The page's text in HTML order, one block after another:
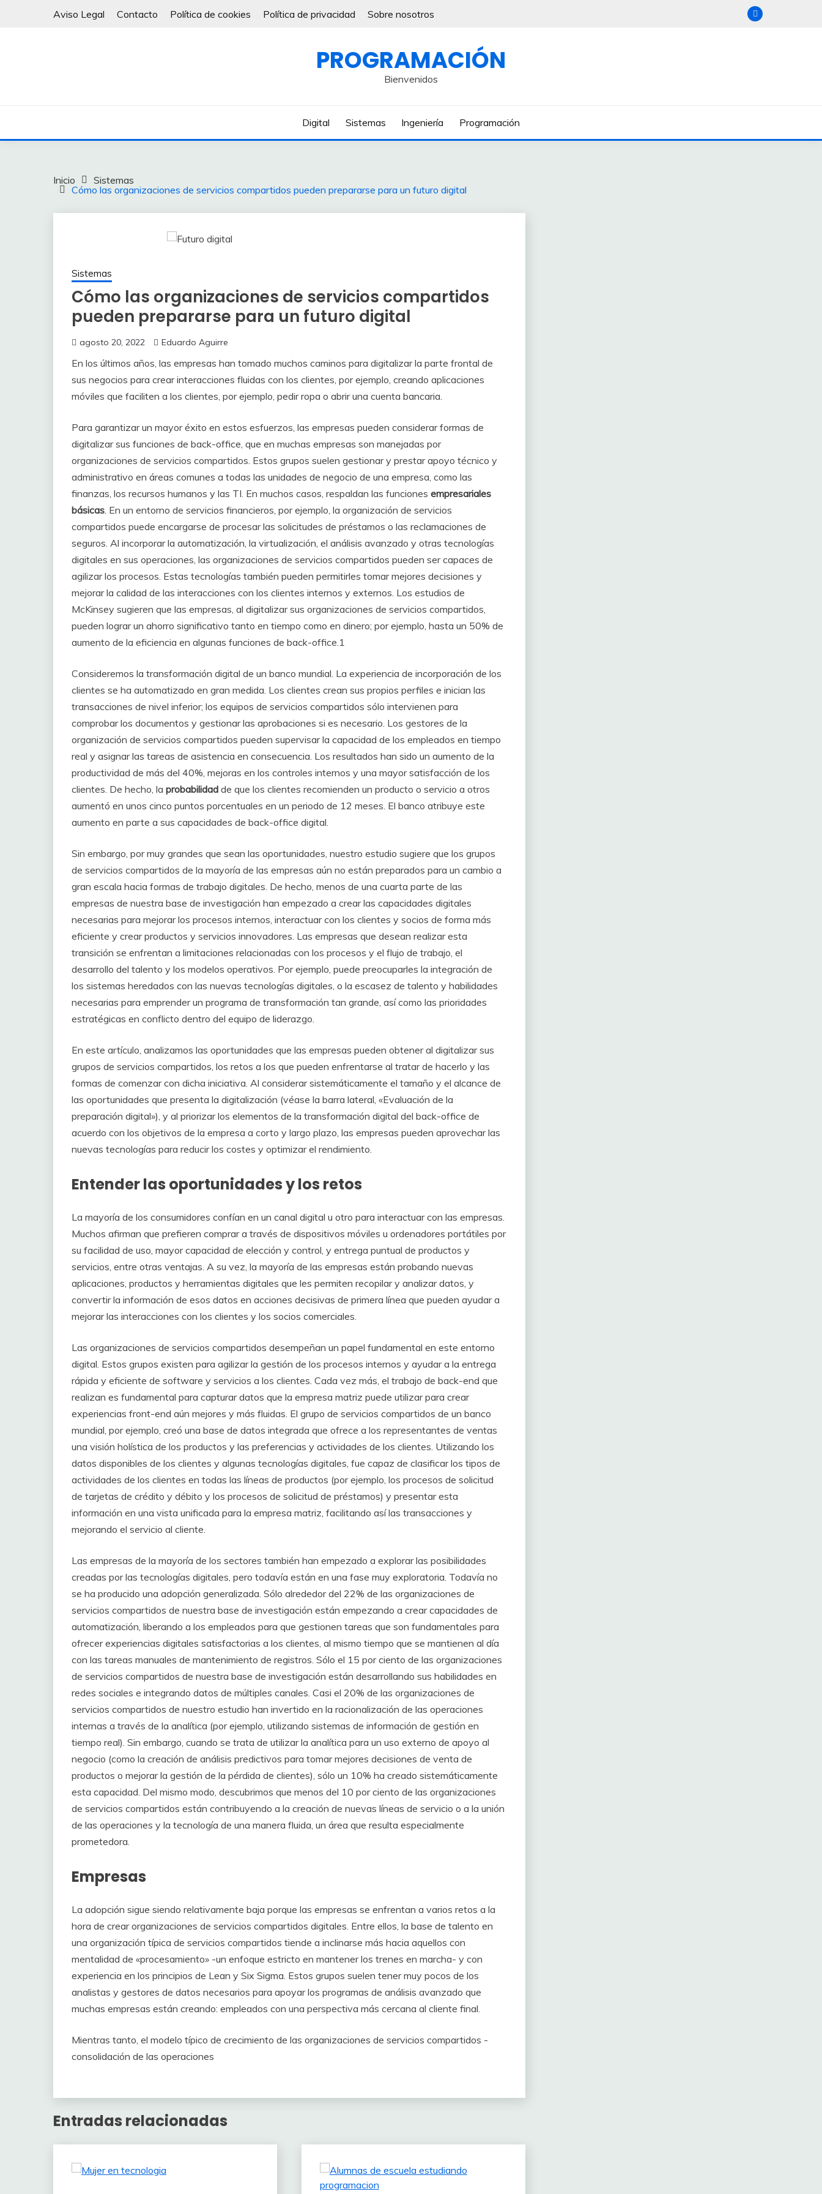
Aviso Legal Contacto Política de cookies Política de privacidad Sobre nosotros
PROGRAMACIÓN
Bienvenidos
Digital Sistemas Ingeniería Programación
Inicio
Sistemas
Cómo las organizaciones de servicios compartidos pueden prepararse para un futuro digital
Sistemas
Cómo las organizaciones de servicios compartidos
pueden prepararse para un futuro digital
agosto 20, 2022 Eduardo Aguirre
En los últimos años, las empresas han tomado muchos caminos para digitalizar la parte frontal de
sus negocios para crear interacciones fluidas con los clientes, por ejemplo, creando aplicaciones
móviles que faciliten a los clientes, por ejemplo, pedir ropa o abrir una cuenta bancaria.
Para garantizar un mayor éxito en estos esfuerzos, las empresas pueden considerar formas de
digitalizar sus funciones de back-office, que en muchas empresas son manejadas por
organizaciones de servicios compartidos. Estos grupos suelen gestionar y prestar apoyo técnico y
administrativo en áreas comunes a todas las unidades de negocio de una empresa, como las
finanzas, los recursos humanos y las TI. En muchos casos, respaldan las funciones empresariales
básicas. En un entorno de servicios financieros, por ejemplo, la organización de servicios
compartidos puede encargarse de procesar las solicitudes de préstamos o las reclamaciones de
seguros. Al incorporar la automatización, la virtualización, el análisis avanzado y otras tecnologías
digitales en sus operaciones, las organizaciones de servicios compartidos pueden ser capaces de
agilizar los procesos. Estas tecnologías también pueden permitirles tomar mejores decisiones y
mejorar la calidad de las interacciones con los clientes internos y externos. Los estudios de
McKinsey sugieren que las empresas, al digitalizar sus organizaciones de servicios compartidos,
pueden lograr un ahorro significativo tanto en tiempo como en dinero; por ejemplo, hasta un 50% de
aumento de la eficiencia en algunas funciones de back-office.1
Consideremos la transformación digital de un banco mundial. La experiencia de incorporación de los
clientes se ha automatizado en gran medida. Los clientes crean sus propios perfiles e inician las
transacciones de nivel inferior; los equipos de servicios compartidos sólo intervienen para
comprobar los documentos y gestionar las aprobaciones si es necesario. Los gestores de la
organización de servicios compartidos pueden supervisar la capacidad de los empleados en tiempo
real y asignar las tareas de asistencia en consecuencia. Los resultados han sido un aumento de la
productividad de más del 40%, mejoras en los controles internos y una mayor satisfacción de los
clientes. De hecho, la probabilidad de que los clientes recomienden un producto o servicio a otros
aumentó en unos cinco puntos porcentuales en un periodo de 12 meses. El banco atribuye este
aumento en parte a sus capacidades de back-office digital.
Sin embargo, por muy grandes que sean las oportunidades, nuestro estudio sugiere que los grupos
de servicios compartidos de la mayoría de las empresas aún no están preparados para un cambio a
gran escala hacia formas de trabajo digitales. De hecho, menos de una cuarta parte de las
empresas de nuestra base de investigación han empezado a crear las capacidades digitales
necesarias para mejorar los procesos internos, interactuar con los clientes y socios de forma más
eficiente y crear productos y servicios innovadores. Las empresas que desean realizar esta
transición se enfrentan a limitaciones relacionadas con los procesos y el flujo de trabajo, el
desarrollo del talento y los modelos operativos. Por ejemplo, puede preocuparles la integración de
los sistemas heredados con las nuevas tecnologías digitales, o la escasez de talento y habilidades
necesarias para emprender un programa de transformación tan grande, así como las prioridades
estratégicas en conflicto dentro del equipo de liderazgo.
En este artículo, analizamos las oportunidades que las empresas pueden obtener al digitalizar sus
grupos de servicios compartidos, los retos a los que pueden enfrentarse al tratar de hacerlo y las
formas de comenzar con dicha iniciativa. Al considerar sistemáticamente el tamaño y el alcance de
las oportunidades que presenta la digitalización (véase la barra lateral, «Evaluación de la
preparación digital»), y al priorizar los elementos de la transformación digital del back-office de
acuerdo con los objetivos de la empresa a corto y largo plazo, las empresas pueden aprovechar las
nuevas tecnologías para reducir los costes y optimizar el rendimiento.
Entender las oportunidades y los retos
La mayoría de los consumidores confían en un canal digital u otro para interactuar con las empresas.
Muchos afirman que prefieren comprar a través de dispositivos móviles u ordenadores portátiles por
su facilidad de uso, mayor capacidad de elección y control, y entrega puntual de productos y
servicios, entre otras ventajas. A su vez, la mayoría de las empresas están probando nuevas
aplicaciones, productos y herramientas digitales que les permiten recopilar y analizar datos, y
convertir la información de esos datos en acciones decisivas de primera línea que pueden ayudar a
mejorar las interacciones con los clientes y los socios comerciales.
Las organizaciones de servicios compartidos desempeñan un papel fundamental en este entorno
digital. Estos grupos existen para agilizar la gestión de los procesos internos y ayudar a la entrega
rápida y eficiente de software y servicios a los clientes. Cada vez más, el trabajo de back-end que
realizan es fundamental para capturar datos que la empresa matriz puede utilizar para crear
experiencias front-end aún mejores y más fluidas. El grupo de servicios compartidos de un banco
mundial, por ejemplo, creó una base de datos integrada que ofrece a los representantes de ventas
una visión holística de los productos y las preferencias y actividades de los clientes. Utilizando los
datos disponibles de los clientes y algunas tecnologías digitales, fue capaz de clasificar los tipos de
actividades de los clientes en todas las líneas de productos (por ejemplo, los procesos de solicitud
de tarjetas de crédito y débito y los procesos de solicitud de préstamos) y presentar esta
información en una vista unificada para la empresa matriz, facilitando así las transacciones y
mejorando el servicio al cliente.
Las empresas de la mayoría de los sectores también han empezado a explorar las posibilidades
creadas por las tecnologías digitales, pero todavía están en una fase muy exploratoria. Todavía no
se ha producido una adopción generalizada. Sólo alrededor del 22% de las organizaciones de
servicios compartidos de nuestra base de investigación están empezando a crear capacidades de
automatización, liberando a los empleados para que gestionen tareas que son fundamentales para
ofrecer experiencias digitales satisfactorias a los clientes, al mismo tiempo que se mantienen al día
con las tareas manuales de mantenimiento de registros. Sólo el 15 por ciento de las organizaciones
de servicios compartidos de nuestra base de investigación están desarrollando sus habilidades en
redes sociales e integrando datos de múltiples canales. Casi el 20% de las organizaciones de
servicios compartidos de nuestro estudio han invertido en la racionalización de las operaciones
internas a través de la analítica (por ejemplo, utilizando sistemas de información de gestión en
tiempo real). Sin embargo, cuando se trata de utilizar la analítica para un uso externo de apoyo al
negocio (como la creación de análisis predictivos para tomar mejores decisiones de venta de
productos o mejorar la gestión de la pérdida de clientes), sólo un 10% ha creado sistemáticamente
esta capacidad. Del mismo modo, descubrimos que menos del 10 por ciento de las organizaciones
de servicios compartidos están contribuyendo a la creación de nuevas líneas de servicio o a la unión
de las operaciones y la tecnología de una manera fluida, un área que resulta especialmente
prometedora.
Empresas
La adopción sigue siendo relativamente baja porque las empresas se enfrentan a varios retos a la
hora de crear organizaciones de servicios compartidos digitales. Entre ellos, la base de talento en
una organización típica de servicios compartidos tiende a inclinarse más hacia aquellos con
mentalidad de «procesamiento» -un enfoque estricto en mantener los trenes en marcha- y con
experiencia en los principios de Lean y Six Sigma. Estos grupos suelen tener muy pocos de los
analistas y gestores de datos necesarios para apoyar los programas de análisis avanzado que
muchas empresas están creando: empleados con una perspectiva más cercana al cliente final.
Mientras tanto, el modelo típico de crecimiento de las organizaciones de servicios compartidos -
consolidación de las operaciones
Entradas relacionadas